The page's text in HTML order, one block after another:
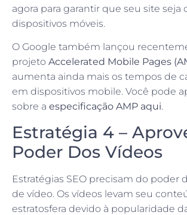
agora para garantir que seu site seja
dispositivos móveis.
O Google também lançou
projeto Accelerated Mobile Pages
aumenta ainda mais os tempos de
em dispositivos mobile. Você pode
sobre a especificação AMP aqui.
Estratégia 4 –
Poder Dos Vídeos
Estratégias SEO precisam do poder
de vídeo. Os vídeos levam seu
estratosfera devido à popularidade